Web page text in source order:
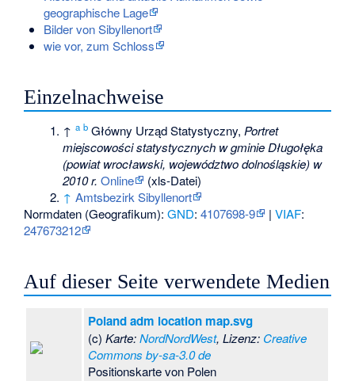
geographische Lage
Bilder von Sibyllenort
wie vor, zum Schloss
Einzelnachweise
↑a b Główny Urząd Statystyczny, Portret
miejscowości statystycznych w gminie Długołęka
(powiat wrocławski, województwo dolnośląskie) w
2010 r. Online
(xls-Datei)
↑ Amtsbezirk Sibyllenort
Normdaten (Geografikum):GND:4107698-9 |VIAF:
247673212
Auf dieser Seite verwendete Medien
Poland adm location map.svg
(c)Karte:NordNordWest, Lizenz: Creative
Commons by-sa-3.0 de
Positionskarte von Polen